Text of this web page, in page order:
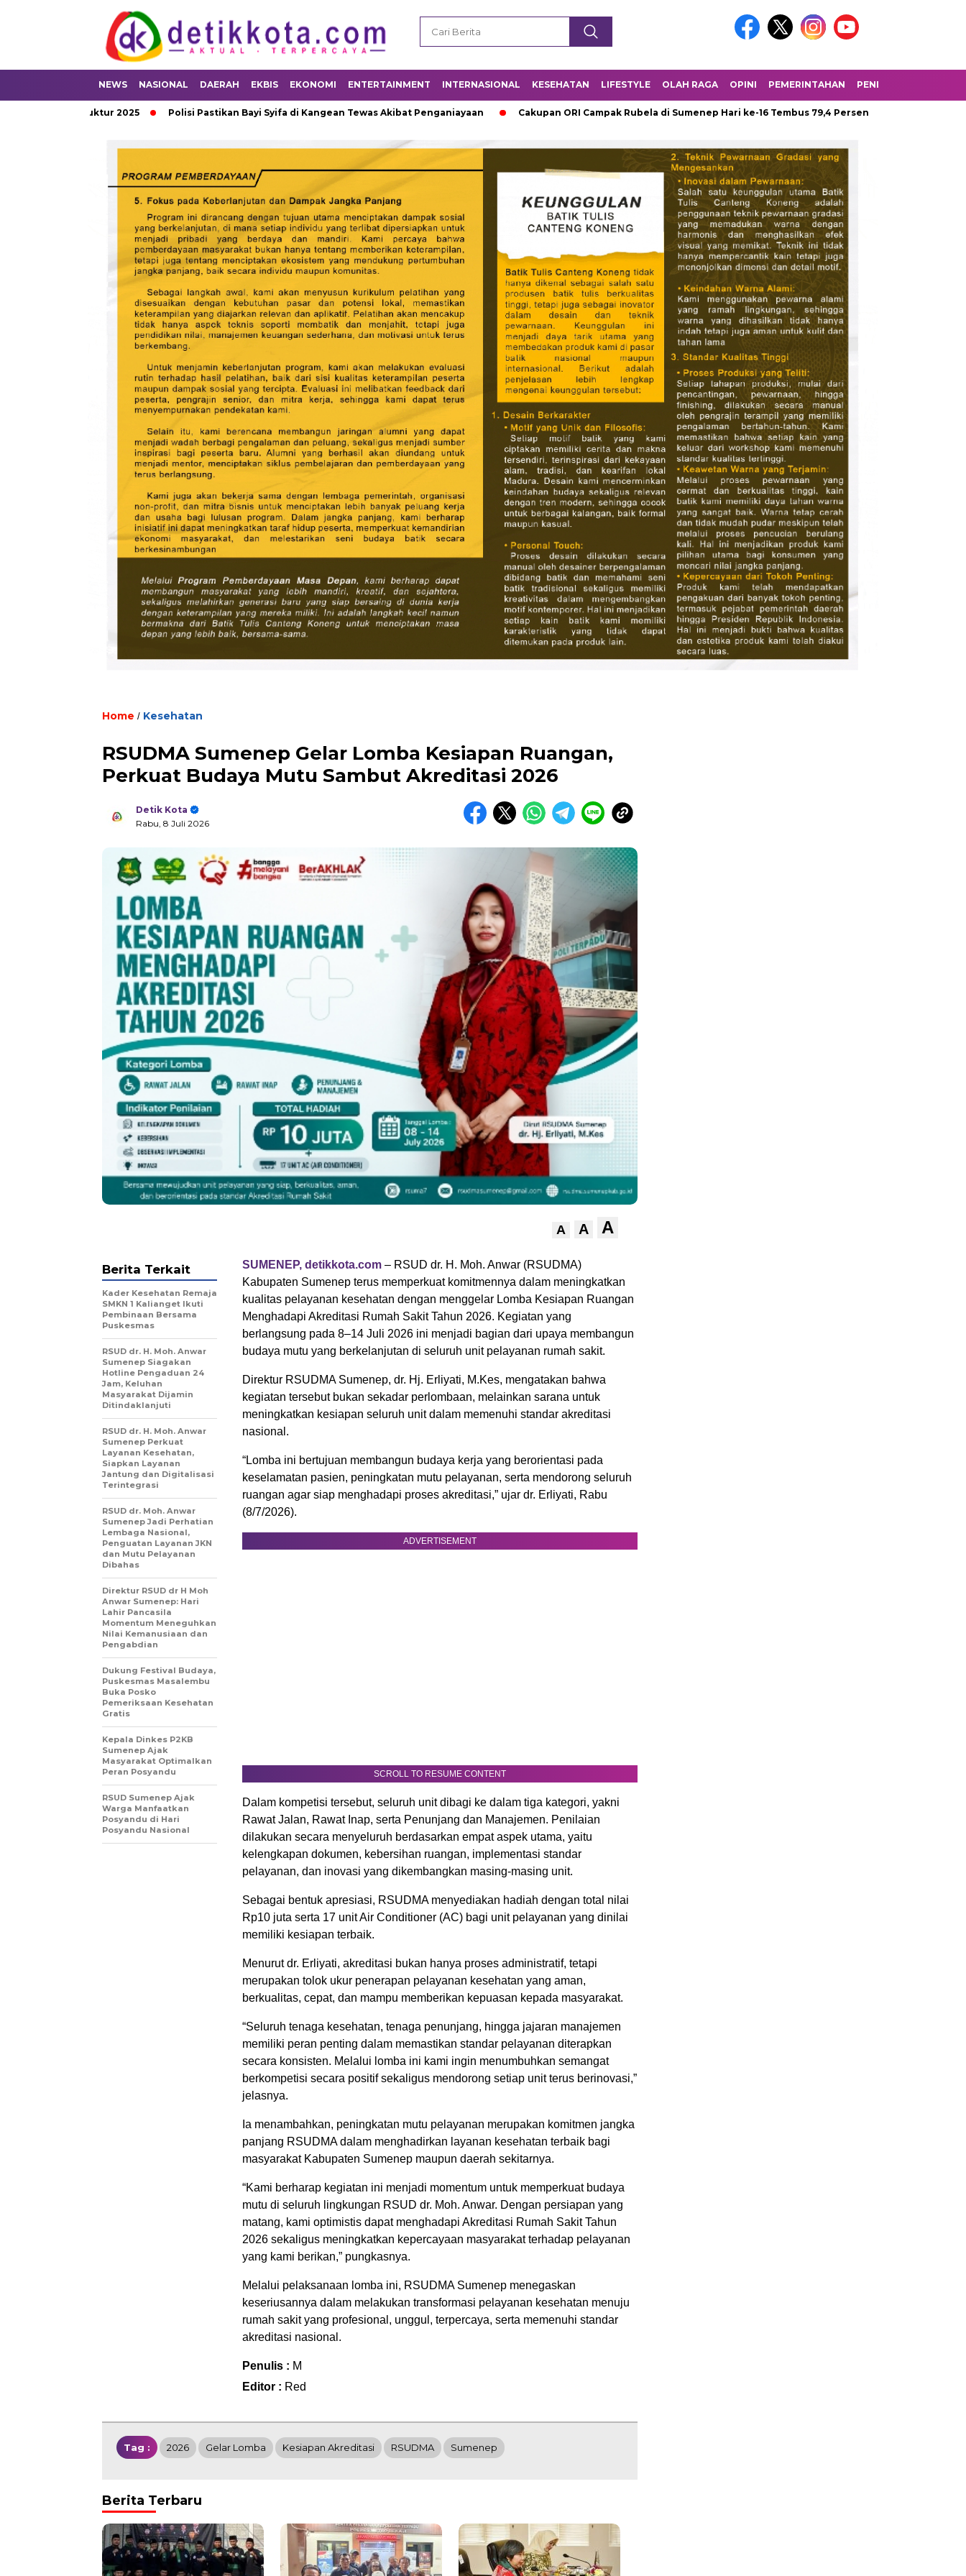
NEWS NASIONAL DAERAH EKBIS EKONOMI ENTERTAINMENT INTERNASIONAL KESEHATAN LIFESTYLE OLAH RAGA OPINI PEMERINTAHAN PENDIDIKAN
Polisi Pastikan Bayi Syifa di Kangean Tewas Akibat Penganiayaan Cakupan ORI Campak Rubela di Sumenep Hari ke-16 Tembus 79,4 Persen DPUTR Purwakarta Uji
Home / Kesehatan
RSUDMA Sumenep Gelar Lomba Kesiapan Ruangan,
Perkuat Budaya Mutu Sambut Akreditasi 2026
Detik Kota
Rabu, 8 Juli 2026
A A A
SUMENEP, detikkota.com – RSUD dr. H. Moh. Anwar (RSUDMA)
Kabupaten Sumenep terus memperkuat komitmennya dalam meningkatkan
kualitas pelayanan kesehatan dengan menggelar Lomba Kesiapan Ruangan
Menghadapi Akreditasi Rumah Sakit Tahun 2026. Kegiatan yang
berlangsung pada 8–14 Juli 2026 ini menjadi bagian dari upaya membangun
budaya mutu yang berkelanjutan di seluruh unit pelayanan rumah sakit.
Direktur RSUDMA Sumenep, dr. Hj. Erliyati, M.Kes, mengatakan bahwa
kegiatan tersebut bukan sekadar perlombaan, melainkan sarana untuk
meningkatkan kesiapan seluruh unit dalam memenuhi standar akreditasi
nasional.
“Lomba ini bertujuan membangun budaya kerja yang berorientasi pada
keselamatan pasien, peningkatan mutu pelayanan, serta mendorong seluruh
ruangan agar siap menghadapi proses akreditasi,” ujar dr. Erliyati, Rabu
(8/7/2026).
ADVERTISEMENT
SCROLL TO RESUME CONTENT
Dalam kompetisi tersebut, seluruh unit dibagi ke dalam tiga kategori, yakni
Rawat Jalan, Rawat Inap, serta Penunjang dan Manajemen. Penilaian
dilakukan secara menyeluruh berdasarkan empat aspek utama, yaitu
kelengkapan dokumen, kebersihan ruangan, implementasi standar
pelayanan, dan inovasi yang dikembangkan masing-masing unit.
Sebagai bentuk apresiasi, RSUDMA menyediakan hadiah dengan total nilai
Rp10 juta serta 17 unit Air Conditioner (AC) bagi unit pelayanan yang dinilai
memiliki kesiapan terbaik.
Menurut dr. Erliyati, akreditasi bukan hanya proses administratif, tetapi
merupakan tolok ukur penerapan pelayanan kesehatan yang aman,
berkualitas, cepat, dan mampu memberikan kepuasan kepada masyarakat.
“Seluruh tenaga kesehatan, tenaga penunjang, hingga jajaran manajemen
memiliki peran penting dalam memastikan standar pelayanan diterapkan
secara konsisten. Melalui lomba ini kami ingin menumbuhkan semangat
berkompetisi secara positif sekaligus mendorong setiap unit terus berinovasi,”
jelasnya.
Ia menambahkan, peningkatan mutu pelayanan merupakan komitmen jangka
panjang RSUDMA dalam menghadirkan layanan kesehatan terbaik bagi
masyarakat Kabupaten Sumenep maupun daerah sekitarnya.
“Kami berharap kegiatan ini menjadi momentum untuk memperkuat budaya
mutu di seluruh lingkungan RSUD dr. Moh. Anwar. Dengan persiapan yang
matang, kami optimistis dapat menghadapi Akreditasi Rumah Sakit Tahun
2026 sekaligus meningkatkan kepercayaan masyarakat terhadap pelayanan
yang kami berikan,” pungkasnya.
Melalui pelaksanaan lomba ini, RSUDMA Sumenep menegaskan
keseriusannya dalam melakukan transformasi pelayanan kesehatan menuju
rumah sakit yang profesional, unggul, terpercaya, serta memenuhi standar
akreditasi nasional.
Penulis : M
Editor : Red
Berita Terkait
Kader Kesehatan Remaja
SMKN 1 Kalianget Ikuti
Pembinaan Bersama
Puskesmas
RSUD dr. H. Moh. Anwar
Sumenep Siagakan
Hotline Pengaduan 24
Jam, Keluhan
Masyarakat Dijamin
Ditindaklanjuti
RSUD dr. H. Moh. Anwar
Sumenep Perkuat
Layanan Kesehatan,
Siapkan Layanan
Jantung dan Digitalisasi
Terintegrasi
RSUD dr. Moh. Anwar
Sumenep Jadi Perhatian
Lembaga Nasional,
Penguatan Layanan JKN
dan Mutu Pelayanan
Dibahas
Direktur RSUD dr H Moh
Anwar Sumenep: Hari
Lahir Pancasila
Momentum Meneguhkan
Nilai Kemanusiaan dan
Pengabdian
Dukung Festival Budaya,
Puskesmas Masalembu
Buka Posko
Pemeriksaan Kesehatan
Gratis
Kepala Dinkes P2KB
Sumenep Ajak
Masyarakat Optimalkan
Peran Posyandu
RSUD Sumenep Ajak
Warga Manfaatkan
Posyandu di Hari
Posyandu Nasional
Tag : 2026 Gelar Lomba Kesiapan Akreditasi RSUDMA Sumenep
Berita Terbaru